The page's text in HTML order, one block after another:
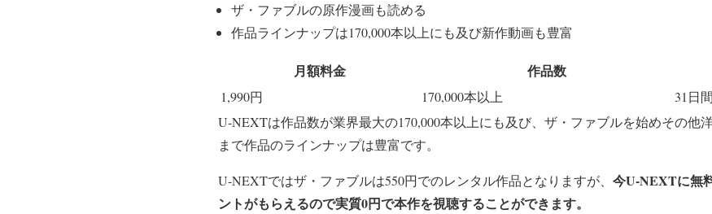
ザ・ファブルの原作漫画も読める
作品ラインナップは170,000本以上にも及び新作動画も豊富
月額料金 作品数
1,990円 170,000本以上
31日間
U-NEXTは作品数が業界最大の170,000本以上にも及び、ザ・ファブルを始めその他
まで作品のラインナップは豊富です。
U-NEXTではザ・ファブルは550円でのレンタル作品となりますが、 今U-NEXTに無
ントがもらえるので実質0円で本作を視聴することができます。